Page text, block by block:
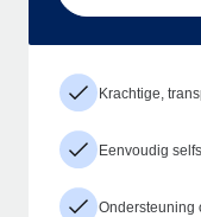
Krachtige,
Eenvoudig
Ondersteuning